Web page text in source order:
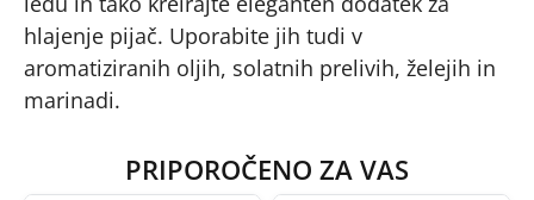
hlajenje pijač. Uporabite jih tudi v
aromatiziranih oljih, solatnih prelivih, želejih in
marinadi.
PRIPOROČENO ZA VAS